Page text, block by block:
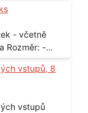
- Senohraby Nabídky na e-mail.
vstupů, 8
vstupů